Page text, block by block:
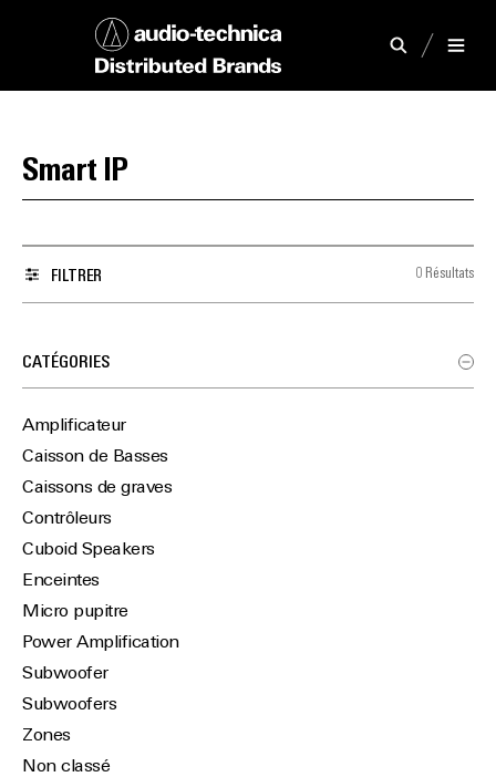
Smart IP
FILTRER 0 Résultats
CATÉGORIES
Amplificateur
Caisson de Basses
Caissons de graves
Contrôleurs
Cuboid Speakers
Enceintes
Micro pupitre
Power Amplification
Subwoofer
Subwoofers
Zones
Non classé